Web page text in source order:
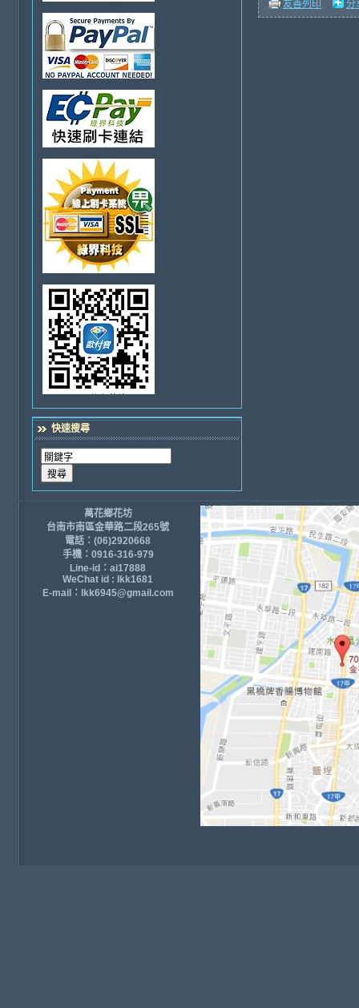
快速搜尋
友善列印 分
萬花鄉花坊
台南市南區金華路二段265號
電話：(06)2920668
手機：0916-316-979
Line-id：ai17888
WeChat id : lkk1681
E-mail：lkk6945@gmail.com